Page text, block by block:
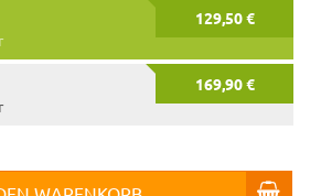
129,50 €
169,90 €